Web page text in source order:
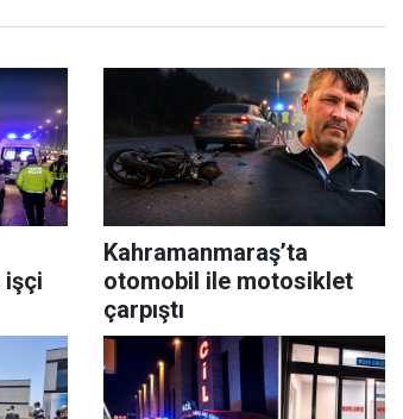
işçi
Kahramanmaraş’ta
otomobil ile motosiklet
çarpıştı